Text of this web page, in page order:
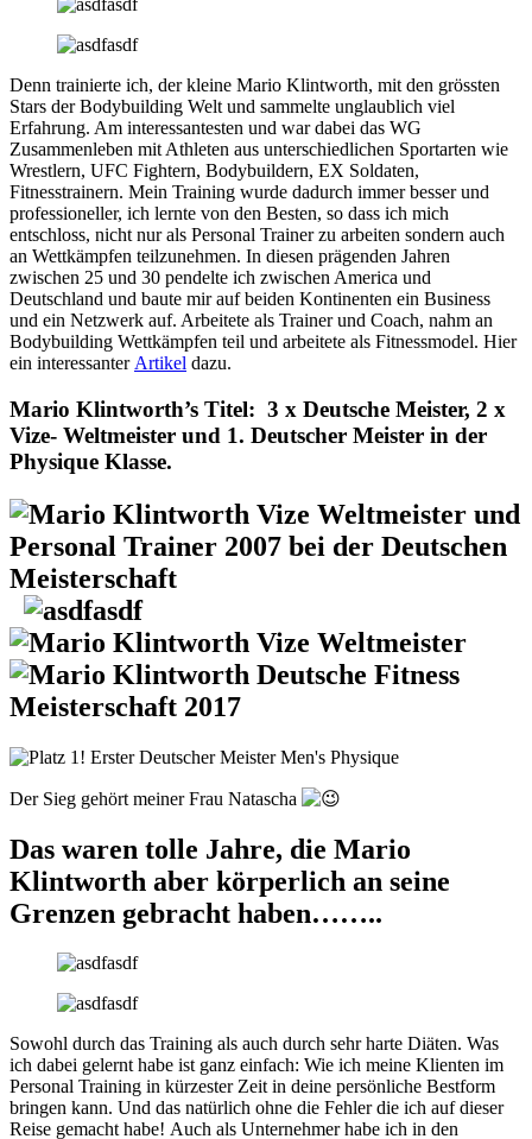
Denn trainierte ich, der kleine Mario Klintworth, mit den grössten
Stars der Bodybuilding Welt und sammelte unglaublich viel
Erfahrung. Am interessantesten und war dabei das WG
Zusammenleben mit Athleten aus unterschiedlichen Sportarten wie
Wrestlern, UFC Fightern, Bodybuildern, EX Soldaten,
Fitnesstrainern. Mein Training wurde dadurch immer besser und
professioneller, ich lernte von den Besten, so dass ich mich
entschloss, nicht nur als Personal Trainer zu arbeiten sondern auch
an Wettkämpfen teilzunehmen. In diesen prägenden Jahren
zwischen 25 und 30 pendelte ich zwischen America und
Deutschland und baute mir auf beiden Kontinenten ein Business
und ein Netzwerk auf. Arbeitete als Trainer und Coach, nahm an
Bodybuilding Wettkämpfen teil und arbeitete als Fitnessmodel. Hier
ein interessanter Artikel dazu.
Mario Klintworth’s Titel: 3 x Deutsche Meister, 2 x
Vize- Weltmeister und 1. Deutscher Meister in der
Physique Klasse.
Der Sieg gehört meiner Frau Natascha
Das waren tolle Jahre, die Mario
Klintworth aber körperlich an seine
Grenzen gebracht haben……..
Sowohl durch das Training als auch durch sehr harte Diäten. Was
ich dabei gelernt habe ist ganz einfach: Wie ich meine Klienten im
Personal Training in kürzester Zeit in deine persönliche Bestform
bringen kann. Und das natürlich ohne die Fehler die ich auf dieser
Reise gemacht habe! Auch als Unternehmer habe ich in den